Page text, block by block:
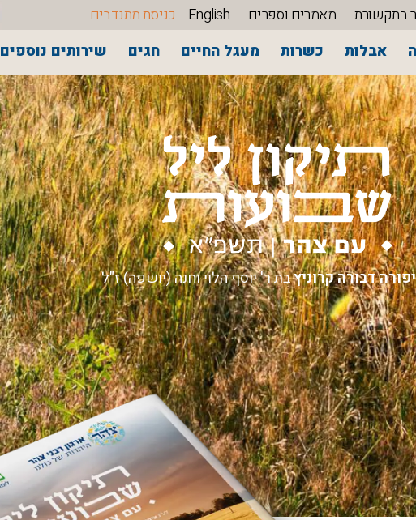
בתקשורת מאמרים וספרים English
כניסת מתנדבים
אבלות כשרות מעגל החיים חגים שירותים נוספים
דבורה קרוניץבת ר' יוסף הלוי וחנה (יושפה) ז"ל